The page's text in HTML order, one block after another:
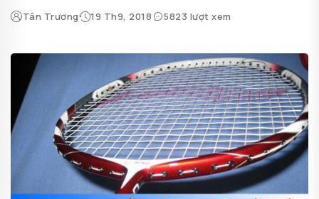
Tân Trương 19 Th9, 2018 5823 lượt xem